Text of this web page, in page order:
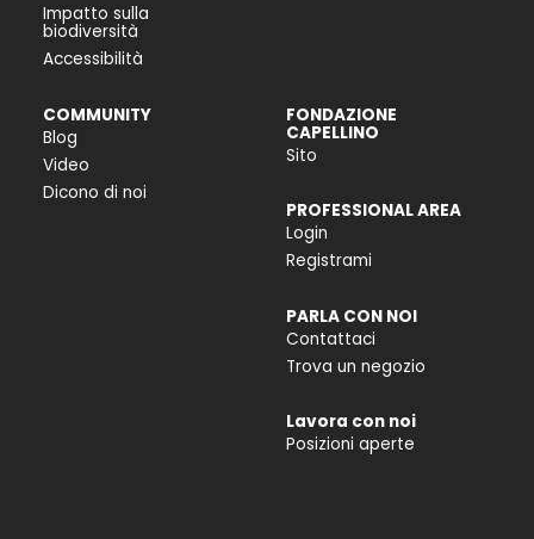
Impatto sulla
biodiversità
Accessibilità
COMMUNITY
Blog
Video
Dicono di noi
FONDAZIONE
CAPELLINO
Sito
PROFESSIONAL AREA
Login
Registrami
PARLA CON NOI
Contattaci
Trova un negozio
Lavora con noi
Posizioni aperte